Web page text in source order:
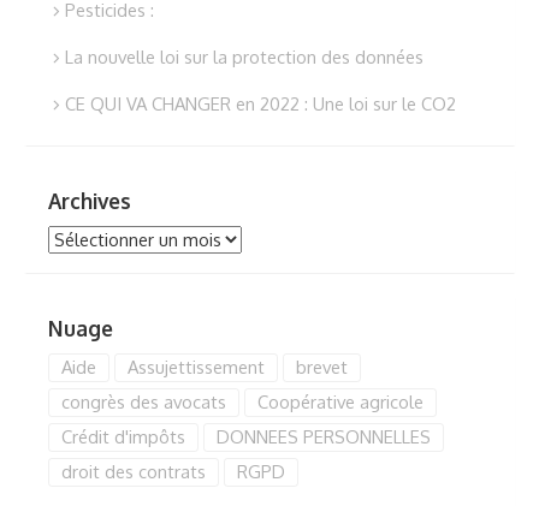
Pesticides :
La nouvelle loi sur la protection des données
CE QUI VA CHANGER en 2022 : Une loi sur le CO2
Archives
Archives
Nuage
Aide Assujettissement
brevet
congrès des avocats
Coopérative agricole
Crédit d'impôts
DONNEES PERSONNELLES
droit des contrats
RGPD